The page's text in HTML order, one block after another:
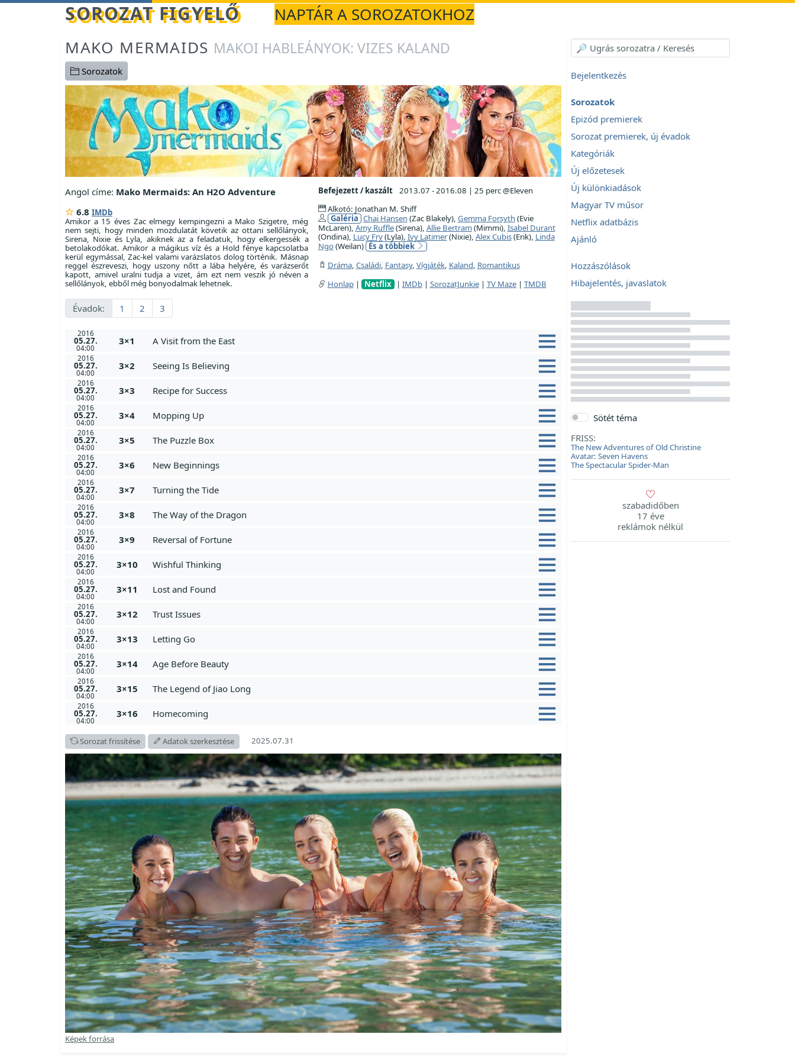
Betöltés... SOROZAT FIGYELŐ
NAPTÁR A SOROZATOKHOZ
MAKO MERMAIDS MAKOI HABLEÁNYOK: VIZES KALAND
Sorozatok
Angol címe: Mako Mermaids: An H2O Adventure
6.8 IMDb
Amikor a 15 éves Zac elmegy kempingezni a Mako Szigetre, még
nem sejti, hogy minden mozdulatát követik az ottani sellőlányok,
Sirena, Nixie és Lyla, akiknek az a feladatuk, hogy elkergessék a
betolakodókat. Amikor a mágikus víz és a Hold fénye kapcsolatba
kerül egymással, Zac-kel valami varázslatos dolog történik. Másnap
reggel észreveszi, hogy uszony nőtt a lába helyére, és varázserőt
kapott, amivel uralni tudja a vizet, ám ezt nem veszik jó néven a
sellőlányok, ebből még bonyodalmak lehetnek.
Befejezett / kaszált 2013.07 - 2016.08 | 25 perc @Eleven
Alkotó: Jonathan M. Shiff
Galéria Chai Hansen (Zac Blakely), Gemma Forsyth (Evie
McLaren), Amy Ruffle(Sirena), Allie Bertram(Mimmi), Isabel Durant
(Ondina), Lucy Fry(Lyla), Ivy Latimer(Nixie), Alex Cubis(Erik), Linda
Ngo(Weilan) És a többiek
Dráma, Családi, Fantasy, Vígjáték, Kaland, Romantikus
Honlap| Netflix | IMDb| SorozatJunkie| TV Maze| TMDB
Évadok: 1 2 3
2016
05.27.
04:00
3×1 A Visit from the East
2016
05.27.
04:00
3×2 Seeing Is Believing
2016
05.27.
04:00
3×3 Recipe for Success
2016
05.27.
04:00
3×4 Mopping Up
2016
05.27.
04:00
3×5 The Puzzle Box
2016
05.27.
04:00
3×6 New Beginnings
2016
05.27.
04:00
3×7 Turning the Tide
2016
05.27.
04:00
3×8 The Way of the Dragon
2016
05.27.
04:00
3×9 Reversal of Fortune
2016
05.27.
04:00
3×10 Wishful Thinking
2016
05.27.
04:00
3×11 Lost and Found
2016
05.27.
04:00
3×12 Trust Issues
2016
05.27.
04:00
3×13 Letting Go
2016
05.27.
04:00
3×14 Age Before Beauty
2016
05.27.
04:00
3×15 The Legend of Jiao Long
2016
05.27.
04:00
3×16 Homecoming
Sorozat frissítése Adatok szerkesztése 2025.07.31
Képek forrása
Bejelentkezés
Sorozatok
Epizód premierek
Sorozat premierek, új évadok
Kategóriák
Új előzetesek
Új különkiadások
Magyar TV műsor
Netflix adatbázis
Ajánló
Hozzászólások
Hibajelentés, javaslatok
Sötét téma
FRISS:
The New Adventures of Old Christine
Avatar: Seven Havens
The Spectacular Spider-Man
szabadidőben
17 éve
reklámok nélkül